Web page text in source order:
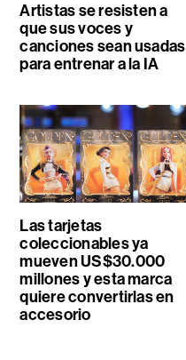
Artistas se resisten a
que sus voces y
canciones sean usadas
para entrenar a la IA
Las tarjetas
coleccionables ya
mueven US$30.000
millones y esta marca
quiere convertirlas en
accesorio